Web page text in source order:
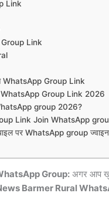
Link
Link
WhatsApp Group Link
Group Link 2026
group 2026?
Link Join WhatsApp
पर WhatsApp group
Group: अगर आप खुद
Barmer Rural